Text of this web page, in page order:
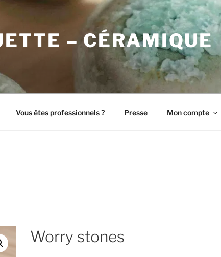
– CÉRAMIQUE
Vous êtes professionnels ? Presse Mon compte
Worry stones